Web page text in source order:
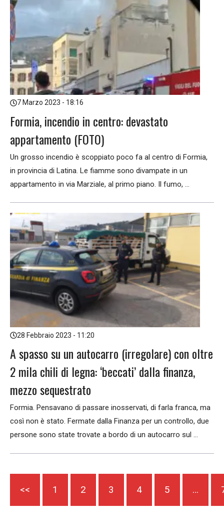
7 Marzo 2023 - 18:16
Formia, incendio in centro: devastato
appartamento (FOTO)
Un grosso incendio è scoppiato poco fa al centro di Formia,
in provincia di Latina. Le fiamme sono divampate in un
appartamento in via Marziale, al primo piano. Il fumo, ...
28 Febbraio 2023 - 11:20
A spasso su un autocarro (irregolare) con oltre
2 mila chili di legna: ‘beccati’ dalla finanza,
mezzo sequestrato
Formia. Pensavano di passare inosservati, di farla franca, ma
così non è stato. Fermate dalla Finanza per un controllo, due
persone sono state trovate a bordo di un autocarro sul ...
<< 1 2 3 4 5 …